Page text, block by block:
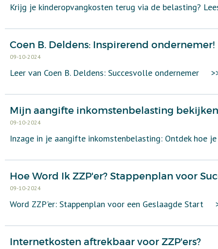
Krijg je kinderopvangkosten terug via de belasting?
Coen B. Deldens: Inspirerend ondernemer!
09-10-2024
Leer van Coen B. Deldens: Succesvolle ondernemer
Mijn aangifte inkomstenbelasting
09-10-2024
Inzage in je aangifte inkomstenbelasting: Ontdek hoe
Hoe Word Ik ZZP'er? Stappenplan voor
09-10-2024
Word ZZP'er: Stappenplan voor een Geslaagde Start
Internetkosten aftrekbaar voor ZZP'ers?